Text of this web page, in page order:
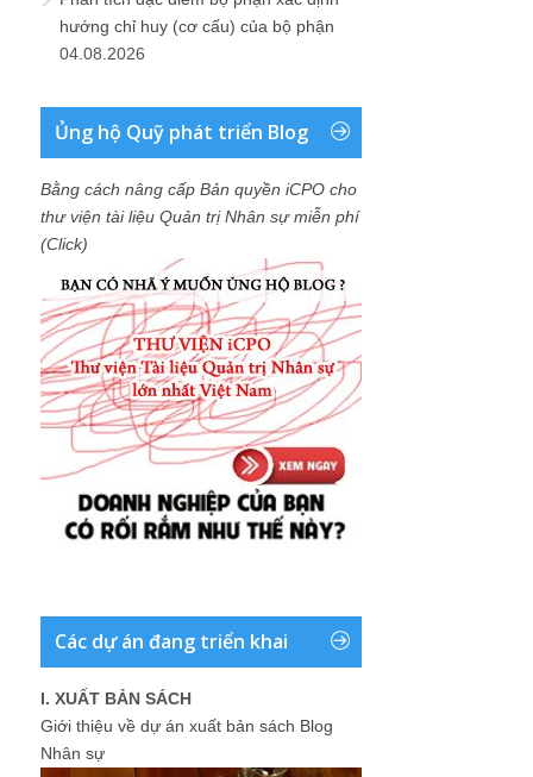
hướng chỉ huy (cơ cấu) của bộ phận
04.08.2026
Ủng hộ Quỹ phát triển Blog
Bằng cách nâng cấp Bản quyền iCPO cho
thư viện tài liệu Quản trị Nhân sự miễn phí
(Click)
Các dự án đang triển khai
I. XUẤT BẢN SÁCH
Giới thiệu về dự án xuất bản sách Blog
Nhân sự